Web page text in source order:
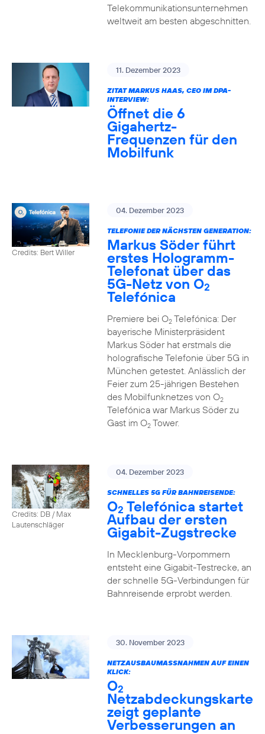
Telekommunikationsunternehmen
weltweit am besten abgeschnitten.
11. Dezember 2023
ZITAT MARKUS HAAS, CEO IM DPA-
INTERVIEW:
Öffnet die 6
Gigahertz-
Frequenzen für den
Mobilfunk
Credits: Bert Willer
04. Dezember 2023
TELEFONIE DER NÄCHSTEN GENERATION:
Markus Söder führt
erstes Hologramm-
Telefonat über das
5G-Netz von O2
Telefónica
Premiere bei O2Telefónica: Der
bayerische Ministerpräsident
Markus Söder hat erstmals die
holografische Telefonie über 5G in
München getestet. Anlässlich der
Feier zum 25-jährigen Bestehen
des Mobilfunknetzes von O2
Telefónica war Markus Söder zu
Gast im O2Tower.
Credits: DB / Max
Lautenschläger
04. Dezember 2023
SCHNELLES 5G FÜR BAHNREISENDE:
O2 Telefónica startet
Aufbau der ersten
Gigabit-Zugstrecke
In Mecklenburg-Vorpommern
entsteht eine Gigabit-Testrecke, an
der schnelle 5G-Verbindungen für
Bahnreisende erprobt werden.
30. November 2023
NETZAUSBAUMASSNAHMEN AUF EINEN K
LICK:
O2
Netzabdeckungskarte
zeigt geplante
Verbesserungen an